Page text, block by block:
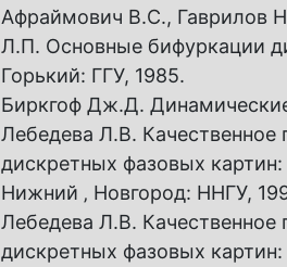
Афраймович B.C., Гаврилов
Л.П. Основные бифуркации
Горький: ГГУ, 1985.
Биркгоф Дж.Д.
Лебедева Л.В. Качественное
дискретных фазовых
Нижний ‚ Новгород: ННГУ,
Лебедева Л.В. Качественное
дискретных фазовых